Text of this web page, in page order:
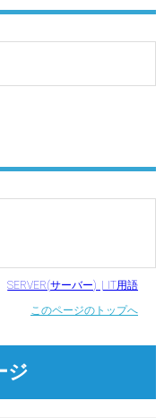
SERVER(サーバー) | IT用語
このページのトップへ
ジ